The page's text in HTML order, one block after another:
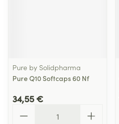
Pure by Solidpharma
Pure Q10 Softcaps 60 Nf
34,55 €